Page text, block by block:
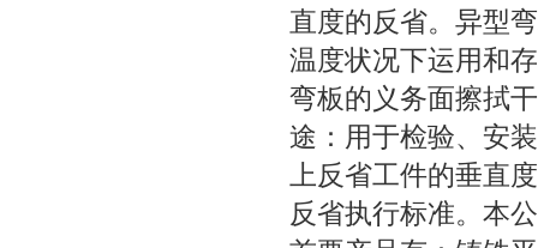
直度的反省。异型
温度状况下运用和
弯板的义务面擦拭
途：用于检验、安
上反省工件的垂直
反省执行标准。本